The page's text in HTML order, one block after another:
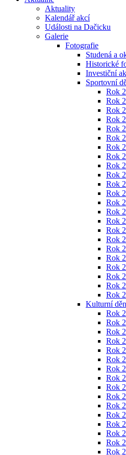
Aktuality
Kalendář akcí
Události na Dačicku
Galerie
Fotografie
Studená a
Historické
Investiční
Sportovní
Rok
Rok
Rok
Rok
Rok
Rok
Rok
Rok
Rok
Rok
Rok
Rok
Rok
Rok
Rok
Rok
Rok
Rok
Rok
Rok
Rok
Rok
Rok
Kulturní
Rok
Rok
Rok
Rok
Rok
Rok
Rok
Rok
Rok
Rok
Rok
Rok
Rok
Rok
Rok
Rok